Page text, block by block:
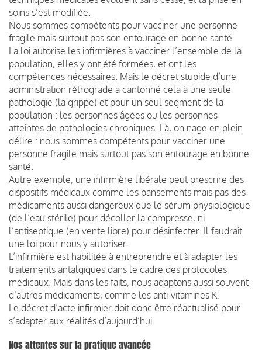
soins s’est modifiée.
Nous sommes compétents pour vacciner une personne
fragile mais surtout pas son entourage en bonne santé.
La loi autorise les infirmières à vacciner l’ensemble de la
population, elles y ont été formées, et ont les
compétences nécessaires. Mais le décret stupide d’une
administration rétrograde a cantonné cela à une seule
pathologie (la grippe) et pour un seul segment de la
population : les personnes âgées ou les personnes
atteintes de pathologies chroniques. Là, on nage en plein
délire : nous sommes compétents pour vacciner une
personne fragile mais surtout pas son entourage en bonne
santé.
Autre exemple, une infirmière libérale peut prescrire des
dispositifs médicaux comme les pansements mais pas des
médicaments aussi dangereux que le sérum physiologique
(de l’eau stérile) pour décoller la compresse, ni
l’antiseptique (en vente libre) pour désinfecter. Il faudrait
une loi pour nous y autoriser.
L’infirmière est habilitée à entreprendre et à adapter les
traitements antalgiques dans le cadre des protocoles
médicaux. Mais dans les faits, nous adaptons aussi souvent
d’autres médicaments, comme les anti-vitamines K.
Le décret d’acte infirmier doit donc être réactualisé pour
s’adapter aux réalités d’aujourd’hui.
Nos attentes sur la pratique avancée